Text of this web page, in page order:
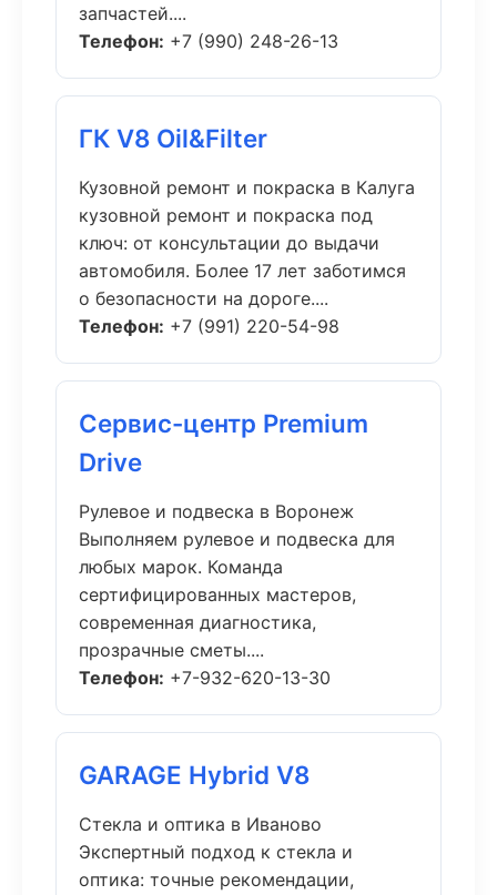
запчастей....
Телефон: +7 (990) 248-26-13
ГК V8 Oil&Filter
Кузовной ремонт и покраска в Калуга
кузовной ремонт и покраска под
ключ: от консультации до выдачи
автомобиля. Более 17 лет заботимся
о безопасности на дороге....
Телефон: +7 (991) 220-54-98
Сервис-центр Premium
Drive
Рулевое и подвеска в Воронеж
Выполняем рулевое и подвеска для
любых марок. Команда
сертифицированных мастеров,
современная диагностика,
прозрачные сметы....
Телефон: +7-932-620-13-30
GARAGE Hybrid V8
Стекла и оптика в Иваново
Экспертный подход к стекла и
оптика: точные рекомендации,